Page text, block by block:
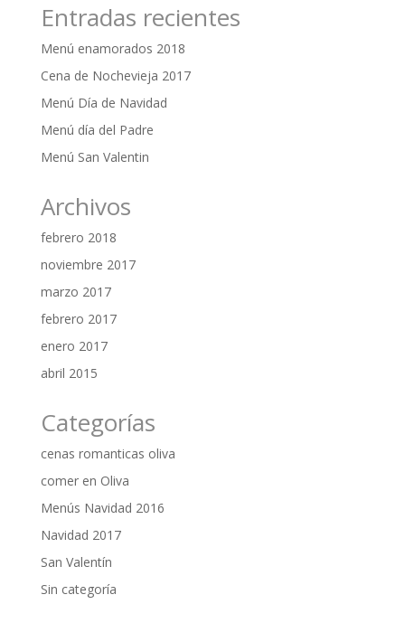
Entradas recientes
Menú enamorados 2018
Cena de Nochevieja 2017
Menú Día de Navidad
Menú día del Padre
Menú San Valentin
Archivos
febrero 2018
noviembre 2017
marzo 2017
febrero 2017
enero 2017
abril 2015
Categorías
cenas romanticas oliva
comer en Oliva
Menús Navidad 2016
Navidad 2017
San Valentín
Sin categoría